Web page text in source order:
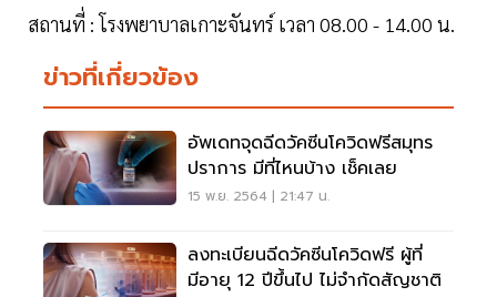
สถานที่ : โรงพยาบาลเกาะจันทร์ เวลา 08.00 - 14.00 น.
ข่าวที่เกี่ยวข้อง
อัพเดทจุดฉีดวัคซีนโควิดฟรีสมุทร
ปราการ มีที่ไหนบ้าง เช็คเลย
15 พ.ย. 2564 | 21:47 น.
ลงทะเบียนฉีดวัคซีนโควิดฟรี ผู้ที่
มีอายุ 12 ปีขึ้นไป ไม่จำกัดสัญชาติ